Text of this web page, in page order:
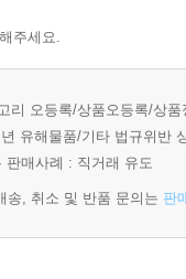
함께 해변으로 나간다.
꾸고 있었다.
꿈이었다.”
주세요.
리 오등록/상품오등록/상
유해물품/기타 법규위반
판매사례 : 직거래 유도
송, 취소 및 반품 문의는 판